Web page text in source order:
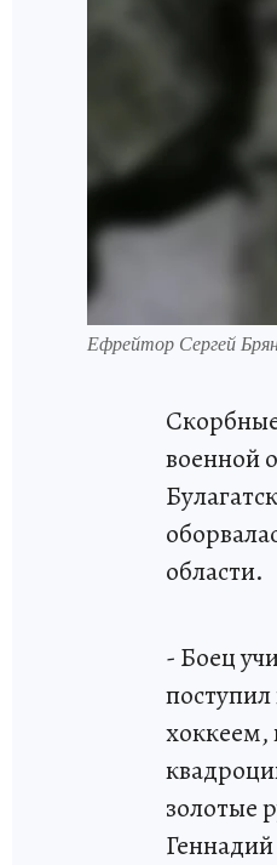
Ефрейтор Сергей
военной
области.
- Боец
хоккеем,
золотые